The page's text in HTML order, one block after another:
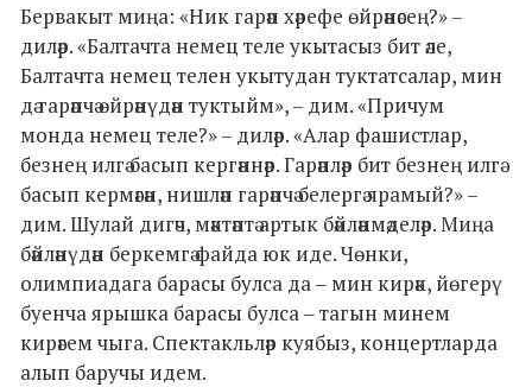
Бервакыт миңа: «Ник гарәп хәрефе өйрәнәсең?» –
диләр. «Балтачта немец теле укытасыз бит әле,
Балтачта немец телен укытудан туктатсалар, мин
дә гарәпчә өйрәнүдән туктыйм», – дим. «Причум
монда немец теле?» – диләр. «Алар фашистлар,
безнең илгә басып кергәннәр. Гарәпләр бит безнең илгә
басып кермәгән, нишләп гарәпчә белергә ярамый?» –
дим. Шулай дигәч, мәктәптә артык бәйләнмәделәр. Миңа
бәйләнүдән беркемгә файда юк иде. Чөнки,
олимпиадага барасы булса да ‒ мин кирәк, йөгерү
буенча ярышка барасы булса ‒ тагын минем
кирәгем чыга. Спектакльләр куябыз, концертларда
алып баручы идем.